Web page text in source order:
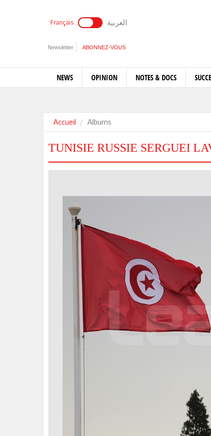
Français العربية
Newsletter ABONNEZ-VOUS
NEWS OPINION NOTES & DOCS
Accueil Albums
TUNISIE RUSSIE SERGUEI